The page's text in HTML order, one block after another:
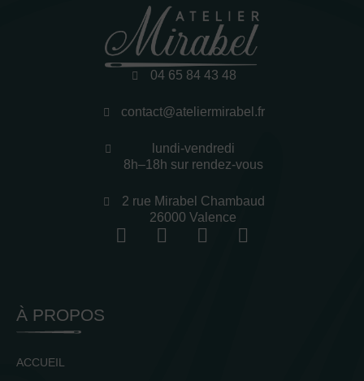
04 65 84 43 48
contact@ateliermirabel.fr
lundi-vendredi
8h–18h sur rendez-vous
2 rue Mirabel Chambaud
26000 Valence
À PROPOS
ACCUEIL